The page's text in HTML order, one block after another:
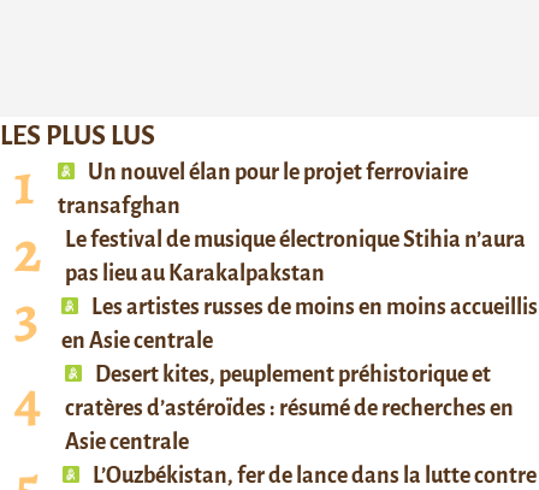
LES PLUS LUS
Un nouvel élan pour le projet ferroviaire
transafghan
Le festival de musique électronique Stihia n’aura
pas lieu au Karakalpakstan
Les artistes russes de moins en moins accueillis
en Asie centrale
Desert kites, peuplement préhistorique et
cratères d’astéroïdes : résumé de recherches en
Asie centrale
L’Ouzbékistan, fer de lance dans la lutte contre